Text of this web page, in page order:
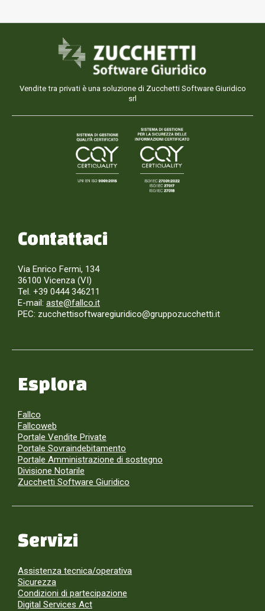
Vendite tra privati è una soluzione di Zucchetti Software Giuridico
srl
Contattaci
Via Enrico Fermi, 134
36100 Vicenza (VI)
Tel. +39 0444 346211
E-mail: aste@fallco.it
PEC: zucchettisoftwaregiuridico@gruppozucchetti.it
Esplora
Fallco
Fallcoweb
Portale Vendite Private
Portale Sovraindebitamento
Portale Amministrazione di sostegno
Divisione Notarile
Zucchetti Software Giuridico
Servizi
Assistenza tecnica/operativa
Sicurezza
Condizioni di partecipazione
Digital Services Act